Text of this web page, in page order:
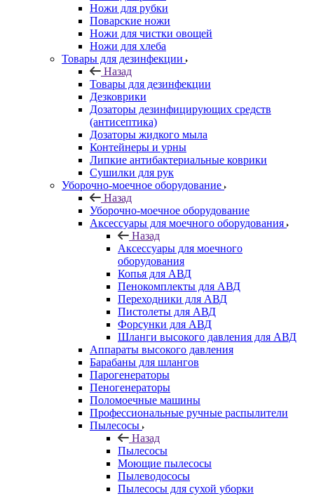
Ножи для рубки
Поварские ножи
Ножи для чистки овощей
Ножи для хлеба
Товары для дезинфекции
Назад
Товары для дезинфекции
Дезковрики
Дозаторы дезинфицирующих средств
(антисептика)
Дозаторы жидкого мыла
Контейнеры и урны
Липкие антибактериальные коврики
Сушилки для рук
Уборочно-моечное оборудование
Назад
Уборочно-моечное оборудование
Аксессуары для моечного оборудования
Назад
Аксессуары для моечного
оборудования
Копья для АВД
Пенокомплекты для АВД
Переходники для АВД
Пистолеты для АВД
Форсунки для АВД
Шланги высокого давления для АВД
Аппараты высокого давления
Барабаны для шлангов
Парогенераторы
Пеногенераторы
Поломоечные машины
Профессиональные ручные распылители
Пылесосы
Назад
Пылесосы
Моющие пылесосы
Пылеводососы
Пылесосы для сухой уборки